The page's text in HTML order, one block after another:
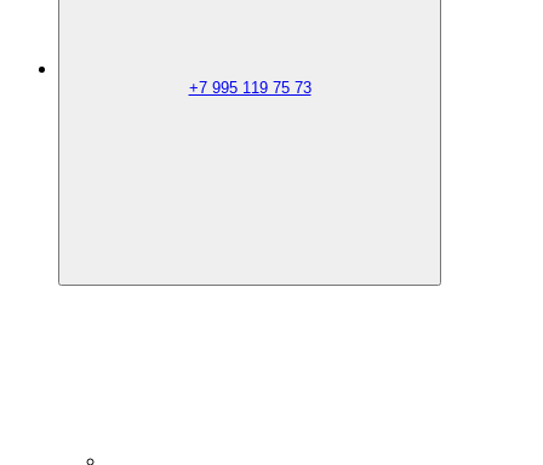
+7 995 119 75 73